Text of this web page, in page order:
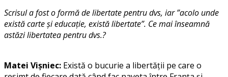
Scrisul a fost o formă de libertate pentru dvs, iar ”acolo unde
există carte şi educaţie, există libertate”. Ce mai înseamnă
astăzi libertatea pentru dvs.?
Matei Vișniec: Există o bucurie a libertății pe care o